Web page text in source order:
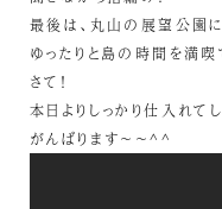
最後は、丸山の展望公園
ゆったりと島の時間を満
さて！
本日よりしっかり仕入れて
がんばります～～^^